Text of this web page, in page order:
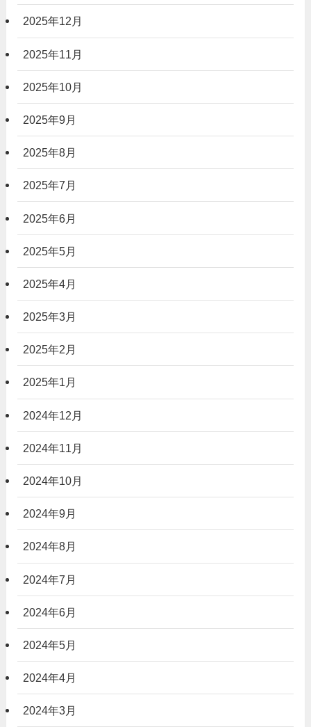
2025年12月
2025年11月
2025年10月
2025年9月
2025年8月
2025年7月
2025年6月
2025年5月
2025年4月
2025年3月
2025年2月
2025年1月
2024年12月
2024年11月
2024年10月
2024年9月
2024年8月
2024年7月
2024年6月
2024年5月
2024年4月
2024年3月